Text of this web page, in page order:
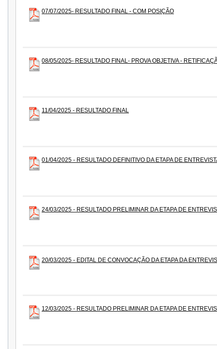
07/07/2025- RESULTADO FINAL - COM POSIÇÃO
08/05/2025- RESULTADO FINAL- PROVA OBJETIVA -
11/04/2025 - RESULTADO FINAL
01/04/2025 - RESULTADO DEFINITIVO DA ETAPA DE
24/03/2025 - RESULTADO PRELIMINAR DA ETAPA DE
20/03/2025 - EDITAL DE CONVOCAÇÃO DA ETAPA DA
12/03/2025 - RESULTADO PRELIMINAR DA ETAPA DE